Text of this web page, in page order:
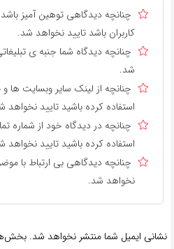
چنانچه دیدگاهی توهین آمیز
کاربران باشد تایید نخواهد شد.
چنانچه دیدگاه شما جنبه ی
شد.
چنانچه از لینک سایر وبسایت ها
استفاده کرده باشید تایید نخواهد
چنانچه در دیدگاه خود از شماره
استفاده کرده باشید تایید نخواهد
چنانچه دیدگاهی بی ارتباط با
نخواهد شد.
نشانی ایمیل شما منتشر نخواهد شد.